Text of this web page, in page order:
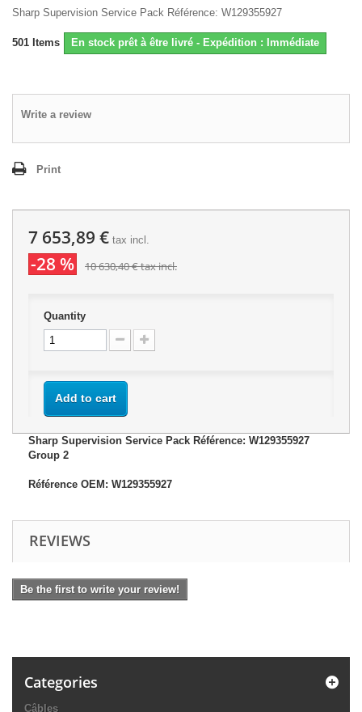
Sharp Supervision Service Pack Référence: W129355927
501 Items En stock prêt à être livré - Expédition : Immédiate
Write a review
Print
7 653,89 € tax incl.
-28 % 10 630,40 €tax incl.
Quantity
Add to cart
Sharp Supervision Service Pack Référence: W129355927
Group 2
Référence OEM: W129355927
REVIEWS
Be the first to write your review!
Categories
Câbles